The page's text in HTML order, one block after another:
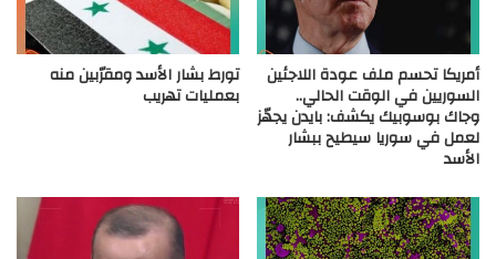
أمريكا تحسم ملف عودة اللاجئين
السوريين في الوقت الحالي..
وجاك بوسوبيك يكشف: بايدن يجهّز
لعمل في سوريا سيطيح ببشار
الأسد
تورط بشار الأسد ومقرّبين منه
بعمليات تهريب